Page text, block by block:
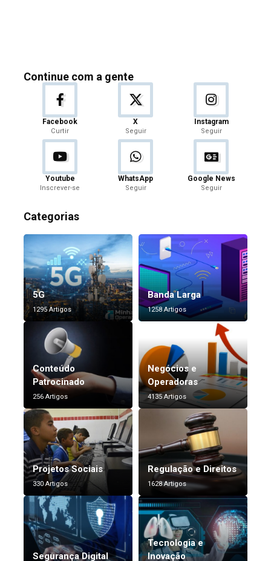
Continue com a gente
Facebook
Curtir
X
Seguir
Instagram
Seguir
Youtube
Inscrever-se
WhatsApp
Seguir
Google News
Seguir
Categorias
5G
1295 Artigos
Banda Larga
1258 Artigos
Conteúdo
Patrocinado
256 Artigos
Negócios e
Operadoras
4135 Artigos
Projetos Sociais
330 Artigos
Regulação e Direitos
1628 Artigos
Segurança Digital
Tecnologia e
Inovação